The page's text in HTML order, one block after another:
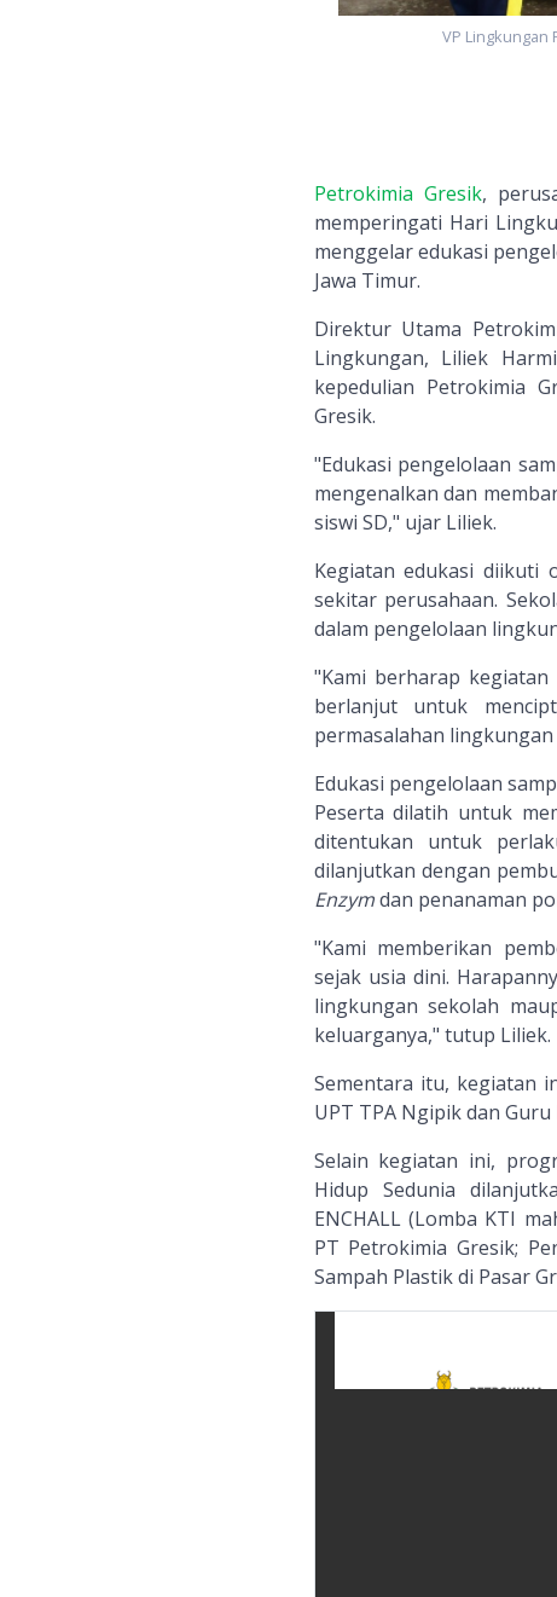
VP Lingkungan
Petrokimia Gresik,
memperingati Hari
menggelar edukasi
Jawa Timur.
Direktur Utama
Lingkungan, Liliek
kepedulian Petrokimia
Gresik.
"Edukasi pengelolaan
mengenalkan dan
siswi SD," ujar Liliek.
Kegiatan edukasi diikuti
sekitar perusahaan.
dalam pengelolaan
"Kami berharap
berlanjut untuk
permasalahan
Edukasi pengelolaan
Peserta dilatih untuk
ditentukan untuk
dilanjutkan dengan
Enzymdan penanaman
"Kami memberikan
sejak usia dini.
lingkungan sekolah
keluarganya," tutup Liliek.
Sementara itu, kegiatan
UPT TPA Ngipik dan Guru
Selain kegiatan ini,
Hidup Sedunia
ENCHALL (Lomba KTI
PT Petrokimia Gresik;
Sampah Plastik di Pasar